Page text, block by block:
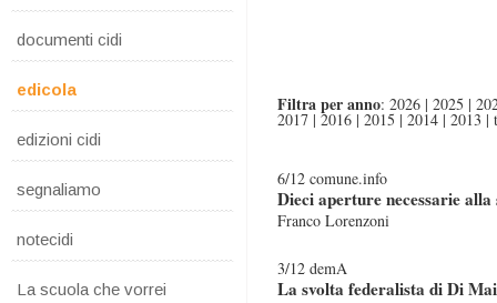
documenti cidi
edicola
edizioni cidi
segnaliamo
notecidi
La scuola che vorrei
Filtra per anno: 2026 | 2025 |
2017 | 2016 | 2015 | 2014 | 2013 |
6/12 comune.info
Dieci aperture necessarie alla
Franco Lorenzoni
3/12 demA
La svolta federalista di Di